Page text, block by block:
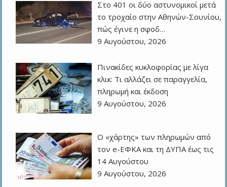
Στο 401 οι δύο αστυνομικοί μετά
το τροχαίο στην Αθηνών-Σουνίου,
πώς έγινε η σφοδ…
9 Αυγούστου, 2026
Πινακίδες κυκλοφορίας με λίγα
κλικ: Τι αλλάζει σε παραγγελία,
πληρωμή και έκδοση
9 Αυγούστου, 2026
Ο «χάρτης» των πληρωμών από
τον e-ΕΦΚΑ και τη ΔΥΠΑ έως τις
14 Αυγούστου
9 Αυγούστου, 2026